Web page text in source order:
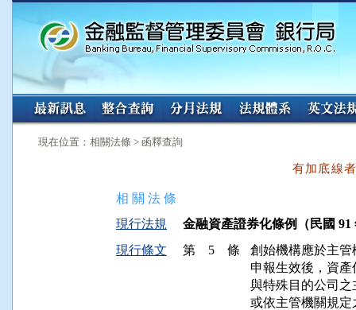
:::
現在位置：相關法條 > 函釋查詢
有加底線
相 關 法 條
現行法規
金融資產證券化條例（民國 91
現行條文
第 5 條
創始機構應於主
申報生效後，資
與特殊目的公司
或依主管機關規